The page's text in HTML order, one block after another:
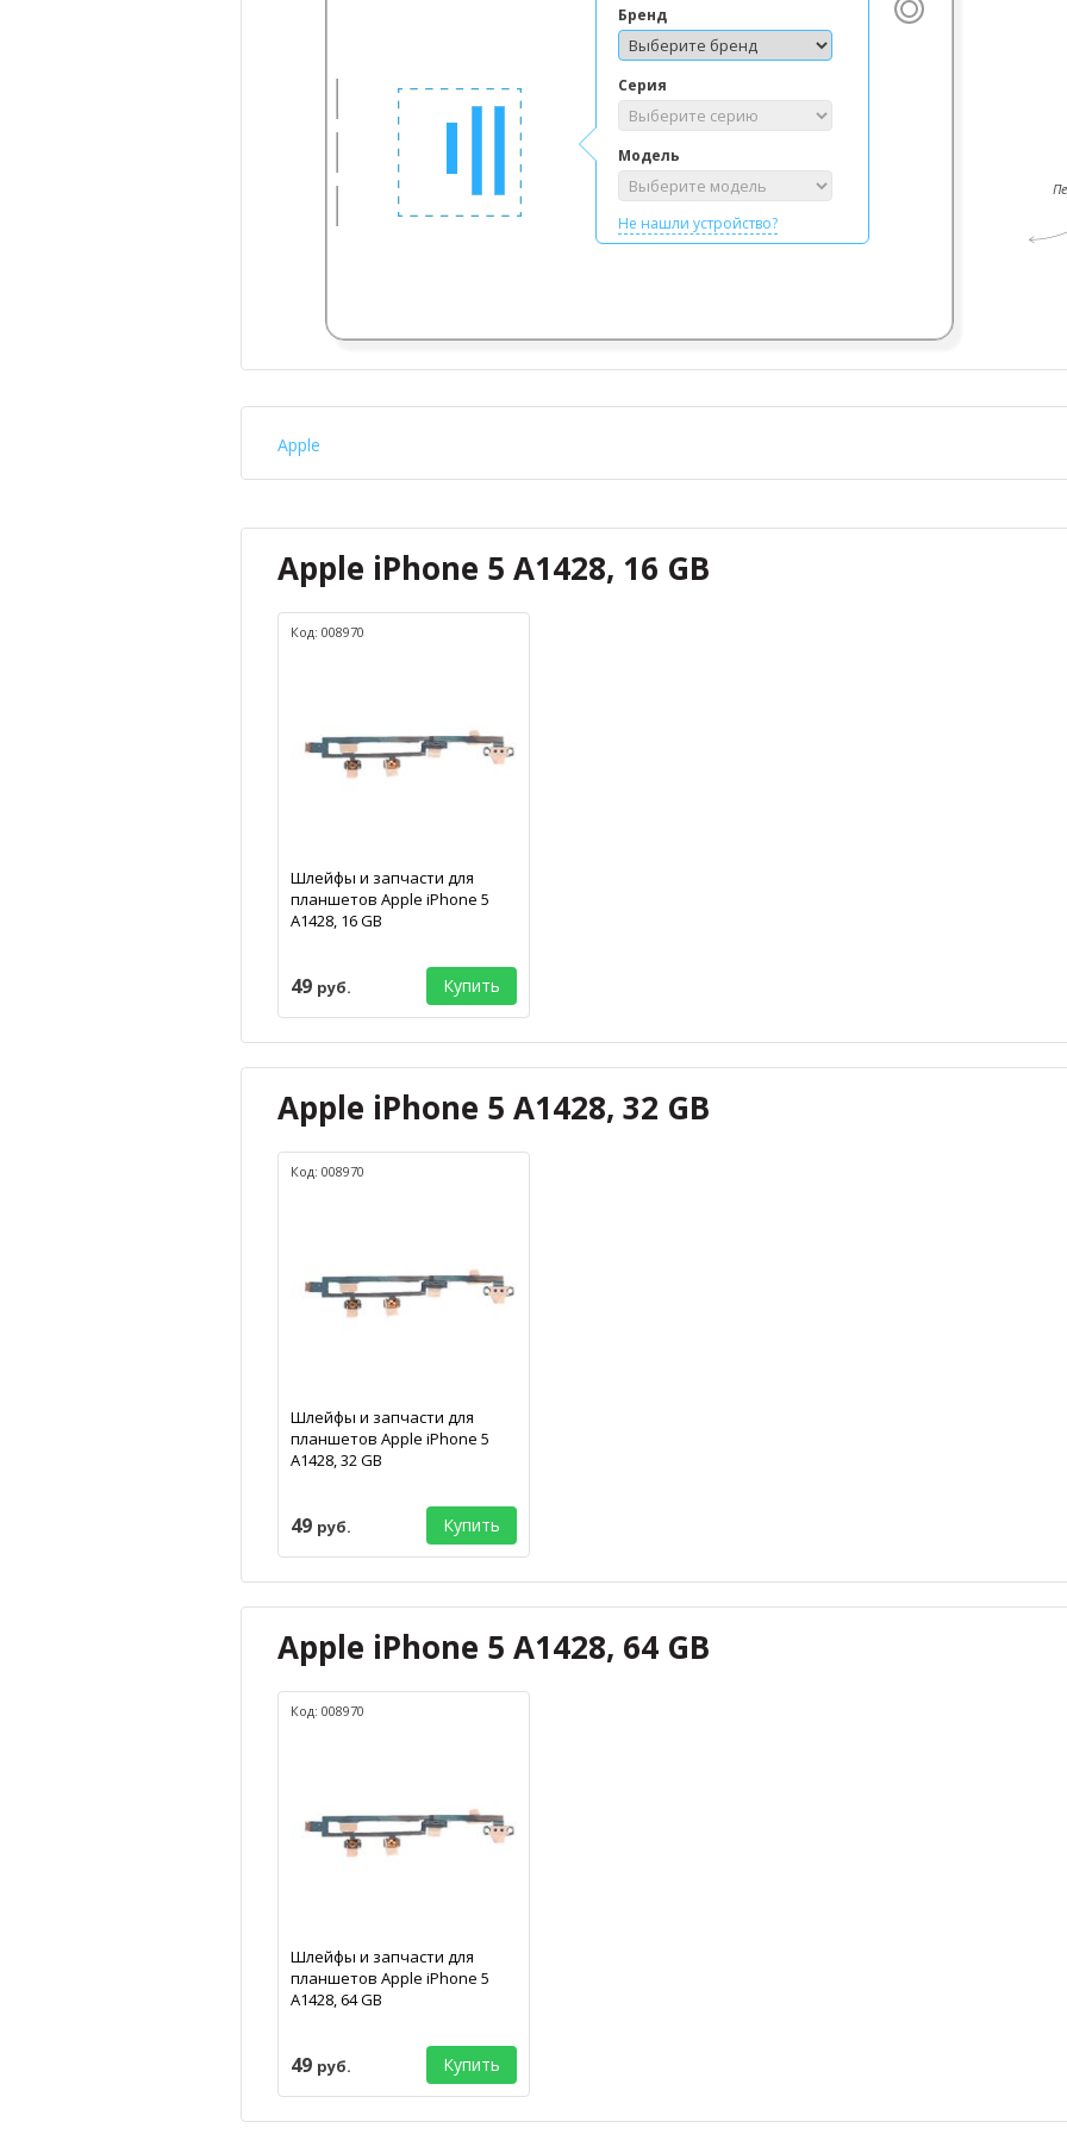
Бренд
Серия
Модель
Не нашли устройство?
Apple
Apple iPhone 5 A1428, 16 GB
Код: 008970
Шлейфы и запчасти для
планшетов Apple iPhone 5
A1428, 16 GB
49 руб. Купить
Apple iPhone 5 A1428, 32 GB
Код: 008970
Шлейфы и запчасти для
планшетов Apple iPhone 5
A1428, 32 GB
49 руб. Купить
Apple iPhone 5 A1428, 64 GB
Код: 008970
Шлейфы и запчасти для
планшетов Apple iPhone 5
A1428, 64 GB
49 руб. Купить